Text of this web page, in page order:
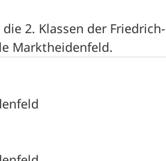
2. Klassen der Friedrich-
Marktheidenfeld.